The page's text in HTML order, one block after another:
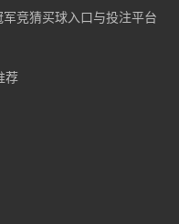
竞猜买球入口与投注平台
荐